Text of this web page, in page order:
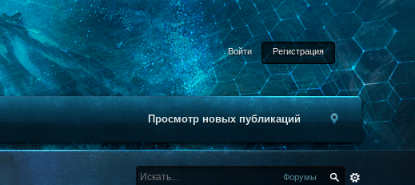
Войти Регистрация
Просмотр новых публикаций
Форумы